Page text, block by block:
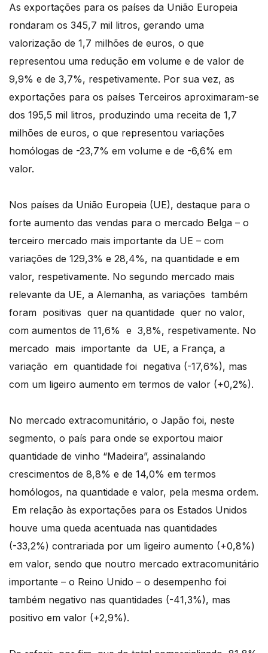
As exportações para os países da União Europeia
rondaram os 345,7 mil litros, gerando uma
valorização de 1,7 milhões de euros, o que
representou uma redução em volume e de valor de
9,9% e de 3,7%, respetivamente. Por sua vez, as
exportações para os países Terceiros aproximaram-se
dos 195,5 mil litros, produzindo uma receita de 1,7
milhões de euros, o que representou variações
homólogas de -23,7% em volume e de -6,6% em
valor.
Nos países da União Europeia (UE), destaque para o
forte aumento das vendas para o mercado Belga – o
terceiro mercado mais importante da UE – com
variações de 129,3% e 28,4%, na quantidade e em
valor, respetivamente. No segundo mercado mais
relevante da UE, a Alemanha, as variações também
foram positivas quer na quantidade quer no valor,
com aumentos de 11,6% e 3,8%, respetivamente. No
mercado mais importante da UE, a França, a
variação em quantidade foi negativa (-17,6%), mas
com um ligeiro aumento em termos de valor (+0,2%).
No mercado extracomunitário, o Japão foi, neste
segmento, o país para onde se exportou maior
quantidade de vinho “Madeira”, assinalando
crescimentos de 8,8% e de 14,0% em termos
homólogos, na quantidade e valor, pela mesma ordem.
Em relação às exportações para os Estados Unidos
houve uma queda acentuada nas quantidades
(-33,2%) contrariada por um ligeiro aumento (+0,8%)
em valor, sendo que noutro mercado extracomunitário
importante – o Reino Unido – o desempenho foi
também negativo nas quantidades (-41,3%), mas
positivo em valor (+2,9%).